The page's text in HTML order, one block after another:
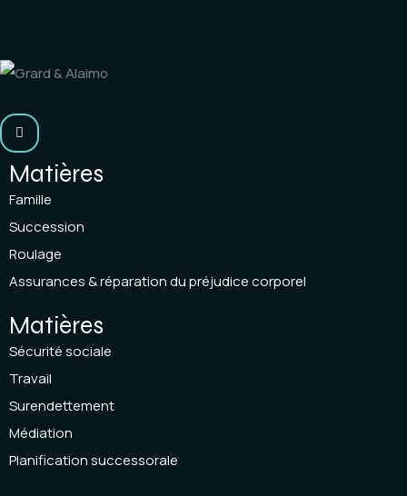
Matières
Famille
Succession
Roulage
Assurances & réparation du préjudice corporel
Matières
Sécurité sociale
Travail
Surendettement
Médiation
Planification successorale